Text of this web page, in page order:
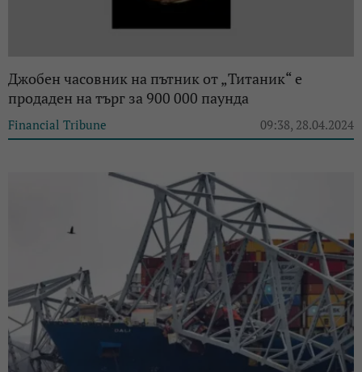
Джобен часовник на пътник от „Титаник“ е
продаден на търг за 900 000 паунда
Financial Tribune 09:38, 28.04.2024